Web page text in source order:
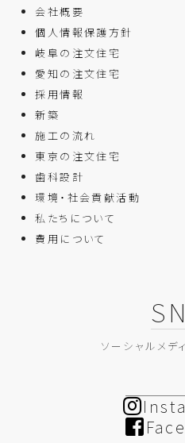
会社概要
個人情報保護方針
岐阜の注文住宅
愛知の注文住宅
採用情報
新築
施工の流れ
東京の注文住宅
歯科設計
環境・社会貢献活動
私たちについて
費用について
ソーシャルメデ